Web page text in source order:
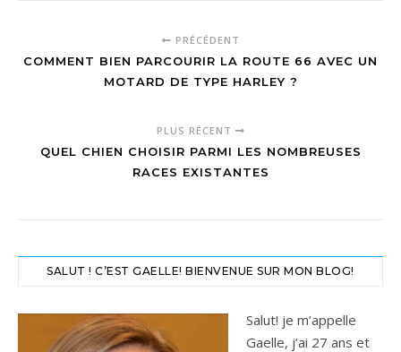
PRÉCÉDENT
COMMENT BIEN PARCOURIR LA ROUTE 66 AVEC UN
MOTARD DE TYPE HARLEY ?
PLUS RÉCENT
QUEL CHIEN CHOISIR PARMI LES NOMBREUSES
RACES EXISTANTES
SALUT ! C’EST GAELLE! BIENVENUE SUR MON BLOG!
Salut! je m’appelle
Gaelle, j’ai 27 ans et